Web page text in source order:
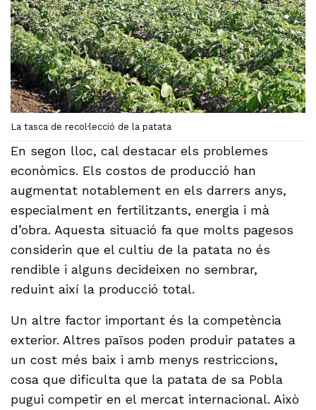
La tasca de recol·lecció de la patata
En segon lloc, cal destacar els problemes
econòmics. Els costos de producció han
augmentat notablement en els darrers anys,
especialment en fertilitzants, energia i mà
d’obra. Aquesta situació fa que molts pagesos
considerin que el cultiu de la patata no és
rendible i alguns decideixen no sembrar,
reduint així la producció total.
Un altre factor important és la competència
exterior. Altres països poden produir patates a
un cost més baix i amb menys restriccions,
cosa que dificulta que la patata de sa Pobla
pugui competir en el mercat internacional. Això